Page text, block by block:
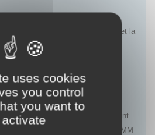
uses cookies
you control
you want to
activate
vous est de permettre aux
au mieux l’évaluation de l’ANSM et la
que le choix des données à
du PUT-RD afin de répondre aux
être refusés notamment :
d’accès précoce concernant
AMM ou un avis favorable à l’AMM